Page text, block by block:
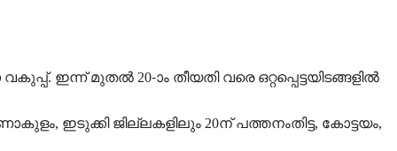
മുതല്‍ 20-ാം തീയതി വരെ ഒറ്റപ്പെട്ടയിടങ്ങളില്‍
ഇടുക്കി ജില്ലകളിലും 20ന് പത്തനംതിട്ട, കോട്ടയം,